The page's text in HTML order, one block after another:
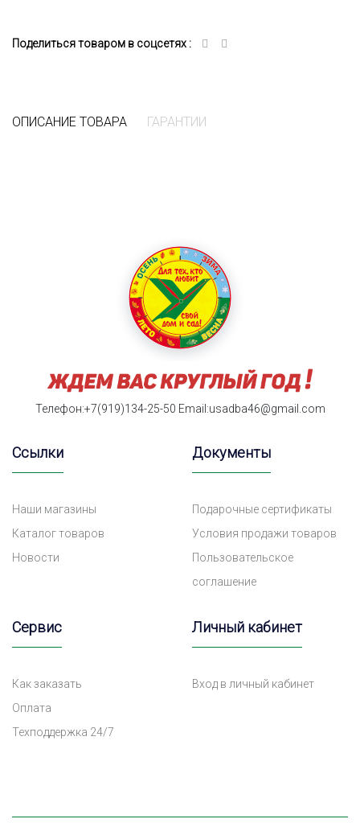
Поделиться товаром в соцсетях :
ОПИСАНИЕ ТОВАРА ГАРАНТИИ
Телефон:+7(919)134-25-50 Email:usadba46@gmail.com
Ссылки
Наши магазины
Каталог товаров
Новости
Документы
Подарочные сертификаты
Условия продажи товаров
Пользовательское
соглашение
Сервис
Как заказать
Оплата
Техподдержка 24/7
Личный кабинет
Вход в личный кабинет